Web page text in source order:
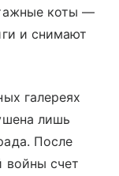
коты —
и снимают
галереях
лишь
После
войны счет